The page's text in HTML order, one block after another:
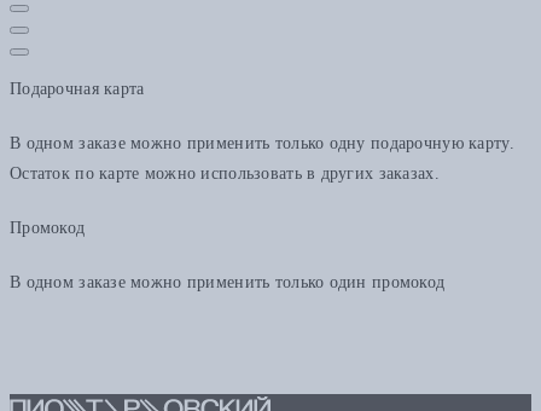
Подарочная карта
В одном заказе можно применить только одну подарочную карту.
Остаток по карте можно использовать в других заказах.
Промокод
В одном заказе можно применить только один промокод